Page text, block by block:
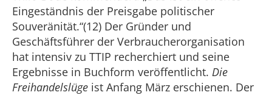
Eingeständnis der Preisgabe politischer
Souveränität.“(12) Der Gründer und
Geschäftsführer der Verbraucherorganisation
hat intensiv zu TTIP recherchiert und seine
Ergebnisse in Buchform veröffentlicht. Die
Freihandelslüge ist Anfang März erschienen. Der